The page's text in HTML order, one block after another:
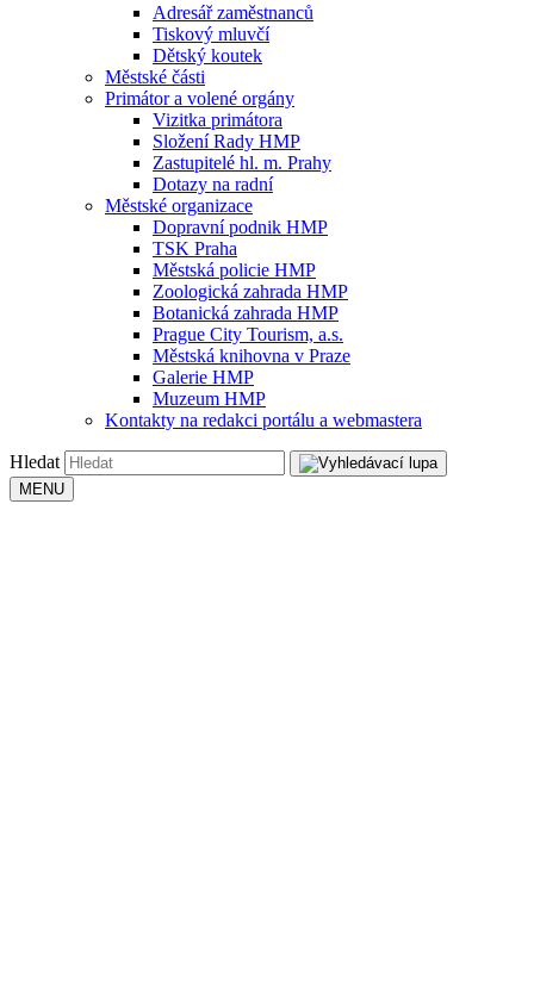
Adresář zaměstnanců
Tiskový mluvčí
Dětský koutek
Městské části
Primátor a volené orgány
Vizitka primátora
Složení Rady HMP
Zastupitelé hl. m. Prahy
Dotazy na radní
Městské organizace
Dopravní podnik HMP
TSK Praha
Městská policie HMP
Zoologická zahrada HMP
Botanická zahrada HMP
Prague City Tourism, a.s.
Městská knihovna v Praze
Galerie HMP
Muzeum HMP
Kontakty na redakci portálu a webmastera
Hledat
MENU